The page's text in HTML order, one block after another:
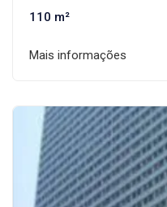
110 m²
Mais informações